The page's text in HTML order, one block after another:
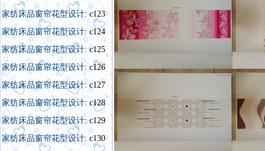
家纺床品窗帘花型设计: c123
家纺床品窗帘花型设计: c124
家纺床品窗帘花型设计: c125
家纺床品窗帘花型设计: c126
家纺床品窗帘花型设计: c127
家纺床品窗帘花型设计: c128
家纺床品窗帘花型设计: c129
家纺床品窗帘花型设计: c130